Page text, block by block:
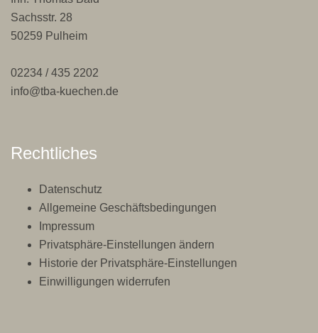
Sachsstr. 28
50259 Pulheim
02234 / 435 2202
info@tba-kuechen.de
Rechtliches
Datenschutz
Allgemeine Geschäftsbedingungen
Impressum
Privatsphäre-Einstellungen ändern
Historie der Privatsphäre-Einstellungen
Einwilligungen widerrufen